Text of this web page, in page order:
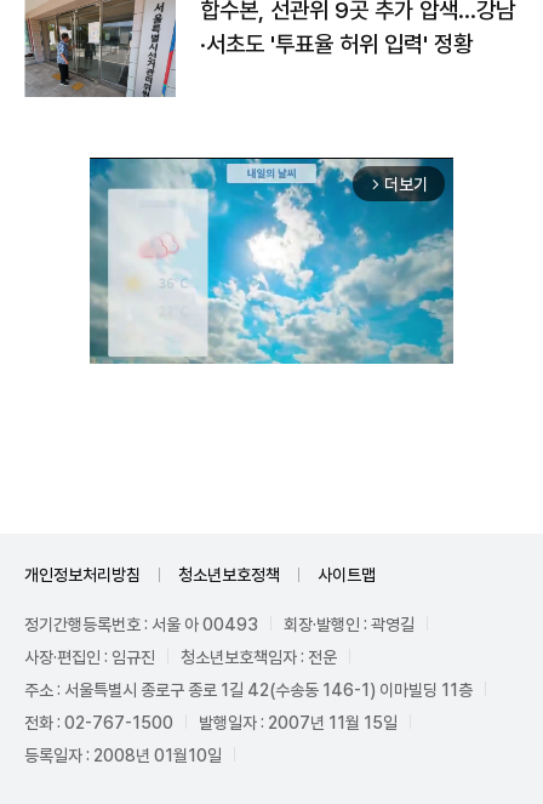
합수본, 선관위 9곳 추가 압색…강남
·서초도 '투표율 허위 입력' 정황
arrow_forward_ios 더보기
개인정보처리방침 청소년보호정책 사이트맵
정기간행등록번호 : 서울 아 00493
회장·발행인 : 곽영길
사장·편집인 : 임규진
청소년보호책임자 : 전운
주소 : 서울특별시 종로구 종로 1길 42(수송동 146-1) 이마빌딩 11층
전화 : 02-767-1500
발행일자 : 2007년 11월 15일
등록일자 : 2008년 01월10일